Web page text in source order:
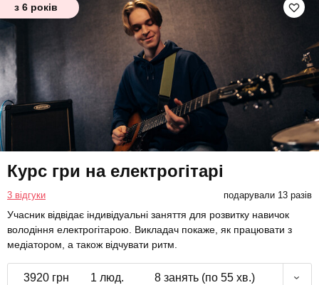
з 6 років
Курс гри на електрогітарі
3 відгуки подарували 13 разів
Учасник відвідає індивідуальні заняття для розвитку навичок
володіння електрогітарою. Викладач покаже, як працювати з
медіатором, а також відчувати ритм.
3920 грн 1 люд. 8 занять (по 55 хв.)